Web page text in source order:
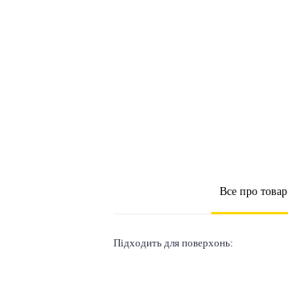
Все про товар
Підходить для поверхонь: